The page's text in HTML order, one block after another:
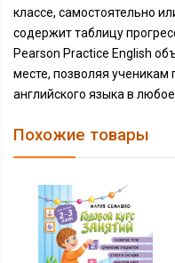
классе, самостоятельно
содержит таблицу
Pearson Practice English
месте, позволяя ученикам
английского языка в любое
Похожие товары